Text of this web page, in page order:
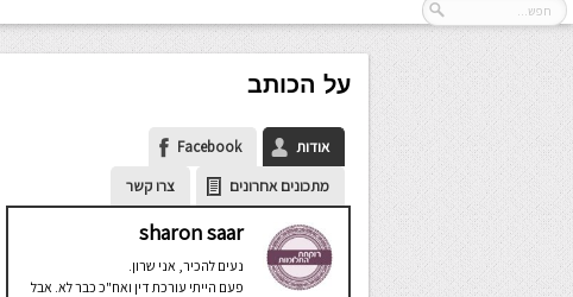
על הכותב
אודות
Facebook
מתכונים אחרונים
צרו קשר
sharon saar
נעים להכיר, אני שרון.
פעם הייתי עורכת דין ואח"כ כבר לא. אבל